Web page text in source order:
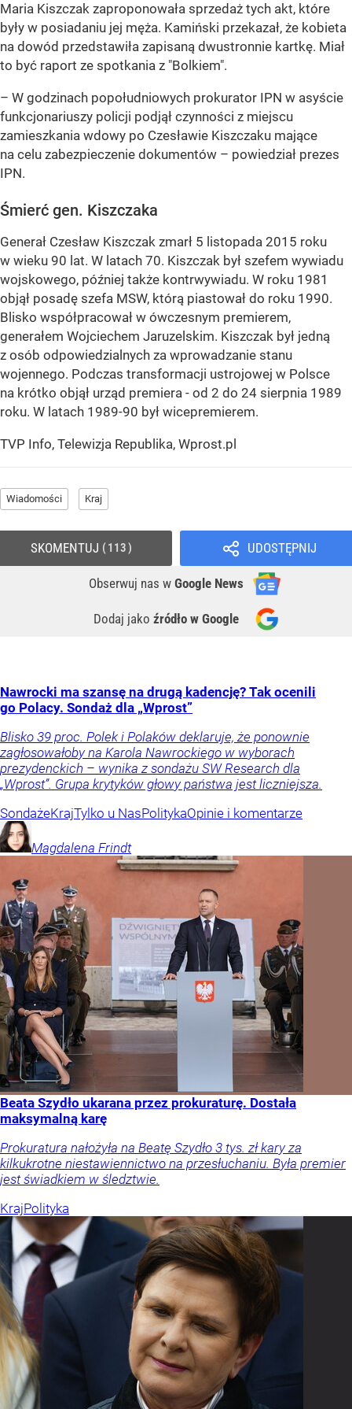
Maria Kiszczak zaproponowała sprzedaż tych akt, które
były w posiadaniu jej męża. Kamiński przekazał, że kobieta
na dowód przedstawiła zapisaną dwustronnie kartkę. Miał
to być raport ze spotkania z "Bolkiem".
– W godzinach popołudniowych prokurator IPN w asyście
funkcjonariuszy policji podjął czynności z miejscu
zamieszkania wdowy po Czesławie Kiszczaku mające
na celu zabezpieczenie dokumentów – powiedział prezes
IPN.
Śmierć gen. Kiszczaka
Generał Czesław Kiszczak zmarł 5 listopada 2015 roku
w wieku 90 lat. W latach 70. Kiszczak był szefem wywiadu
wojskowego, później także kontrwywiadu. W roku 1981
objął posadę szefa MSW, którą piastował do roku 1990.
Blisko współpracował w ówczesnym premierem,
generałem Wojciechem Jaruzelskim. Kiszczak był jedną
z osób odpowiedzialnych za wprowadzanie stanu
wojennego. Podczas transformacji ustrojowej w Polsce
na krótko objął urząd premiera - od 2 do 24 sierpnia 1989
roku. W latach 1989-90 był wicepremierem.
TVP Info, Telewizja Republika, Wprost.pl
Wiadomości Kraj
UDOSTĘPNIJ
Obserwuj nas w Google News
Dodaj jako źródło w Google
SKOMENTUJ 113
Nawrocki ma szansę na drugą kadencję? Tak ocenili
go Polacy. Sondaż dla „Wprost”
Blisko 39 proc. Polek i Polaków deklaruje, że ponownie
zagłosowałoby na Karola Nawrockiego w wyborach
prezydenckich – wynika z sondażu SW Research dla
„Wprost”. Grupa krytyków głowy państwa jest liczniejsza.
SondażeKrajTylko u NasPolitykaOpinie i komentarze
Magdalena Frindt
Beata Szydło ukarana przez prokuraturę. Dostała
maksymalną karę
Prokuratura nałożyła na Beatę Szydło 3 tys. zł kary za
kilkukrotne niestawiennictwo na przesłuchaniu. Była premier
jest świadkiem w śledztwie.
KrajPolityka